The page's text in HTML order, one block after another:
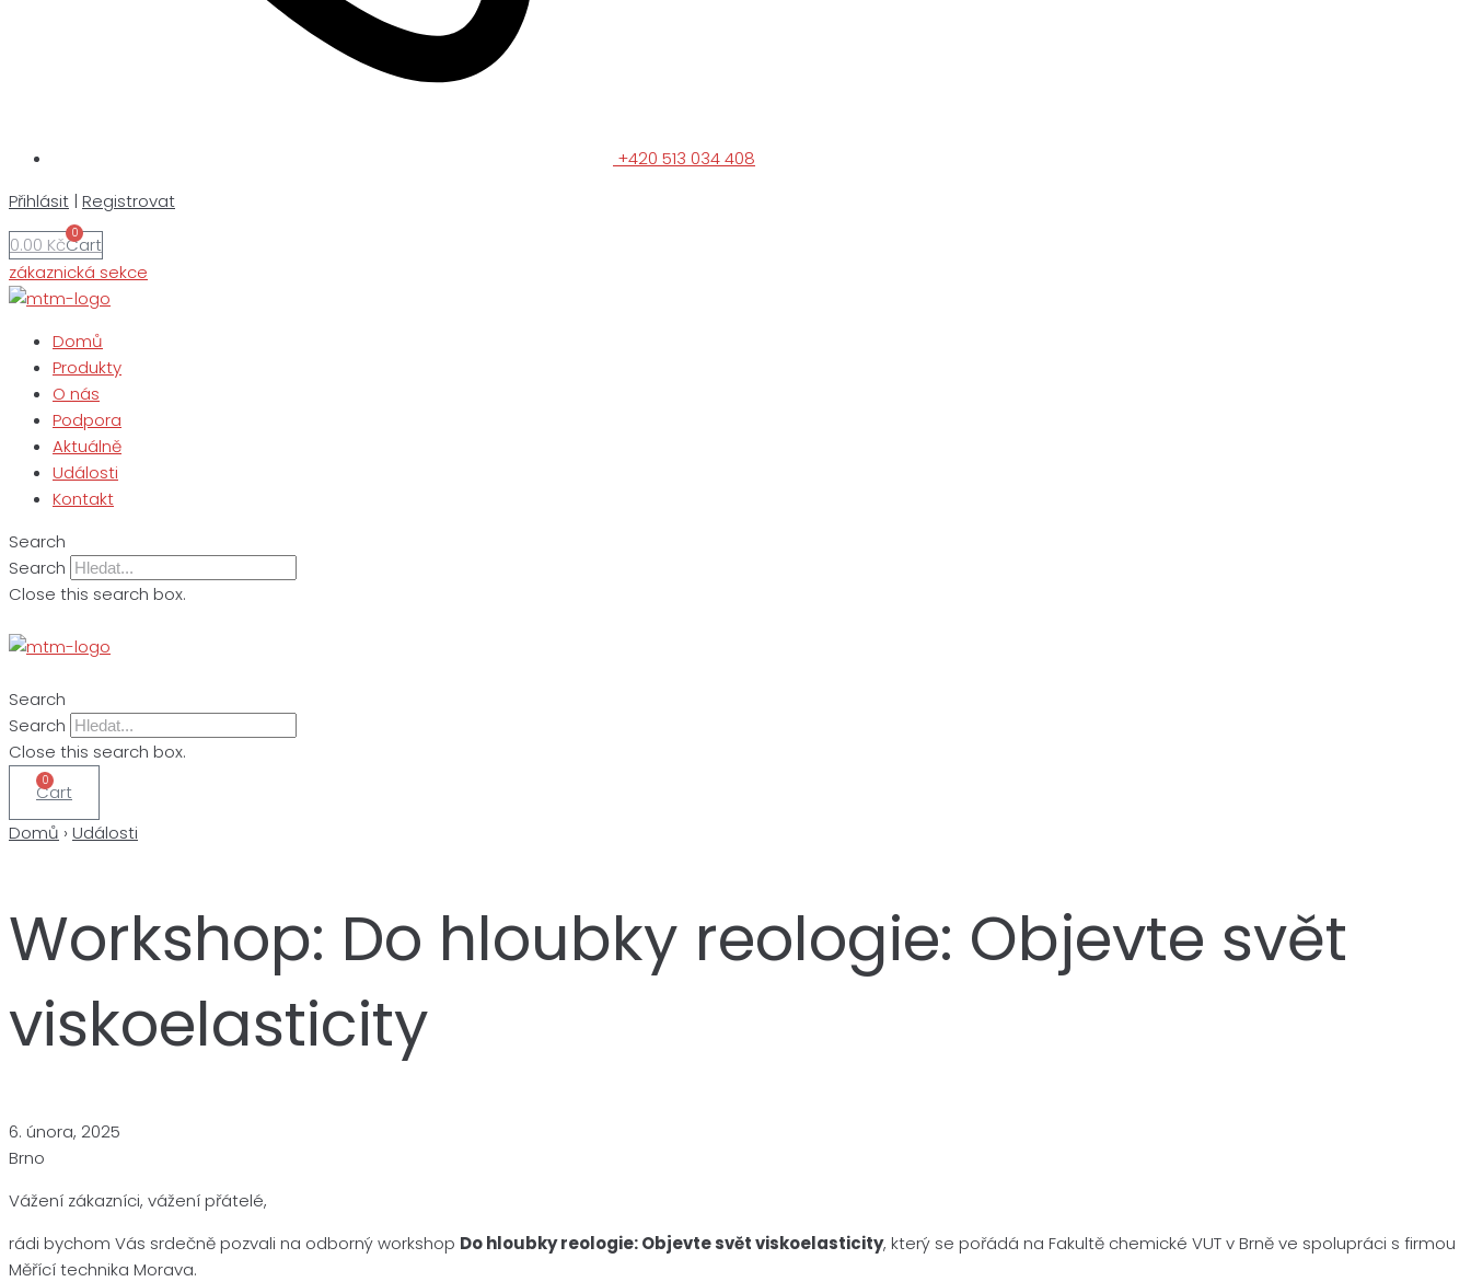
+420 513 034 408
Přihlásit | Registrovat
0.00 Kč
0
Cart
zákaznická sekce
Domů
Produkty
O nás
Podpora
Aktuálně
Události
Kontakt
Search
Search
Close this search box.
Search
Search
Close this search box.
0
Cart
Domů ›Události
Workshop: Do hloubky reologie: Objevte svět
viskoelasticity
6. února, 2025
Brno
Vážení zákazníci, vážení přátelé,
rádi bychom Vás srdečně pozvali na odborný workshop Do hloubky reologie: Objevte svět viskoelasticity, který se pořádá na Fakultě chemické VUT v Brně ve spolupráci s firmou
Měřící technika Morava.